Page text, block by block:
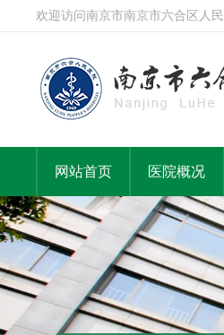
欢迎访问南京市南京市六合区人民
网站首页 医院概况